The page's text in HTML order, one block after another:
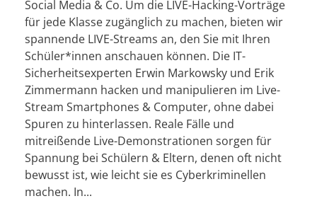
Social Media & Co. Um die LIVE-Hacking-Vorträge
für jede Klasse zugänglich zu machen, bieten wir
spannende LIVE-Streams an, den Sie mit Ihren
Schüler*innen anschauen können. Die IT-
Sicherheitsexperten Erwin Markowsky und Erik
Zimmermann hacken und manipulieren im Live-
Stream Smartphones & Computer, ohne dabei
Spuren zu hinterlassen. Reale Fälle und
mitreißende Live-Demonstrationen sorgen für
Spannung bei Schülern & Eltern, denen oft nicht
bewusst ist, wie leicht sie es Cyberkriminellen
machen. In...